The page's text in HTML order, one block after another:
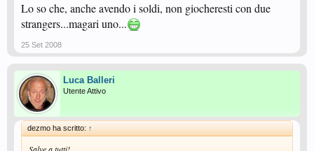
Lo so che, anche avendo i soldi, non giocheresti con due
strangers...magari uno...
25 Set 2008
Luca Balleri
Utente Attivo
dezmo ha scritto: ↑